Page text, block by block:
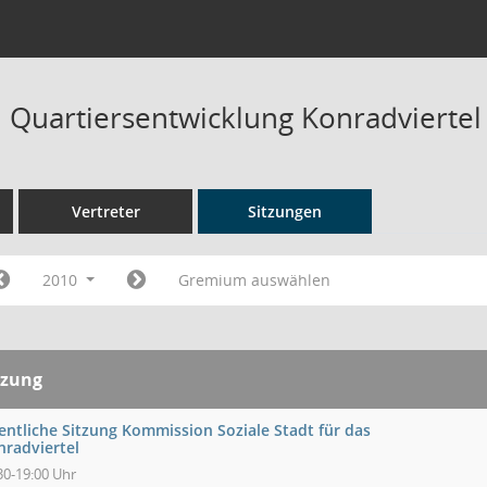
Quartiersentwicklung
Vertreter Sitzungen
2010 Gremium auswählen
Sitzung Kommission Soziale Stadt für das
19:00 Uhr